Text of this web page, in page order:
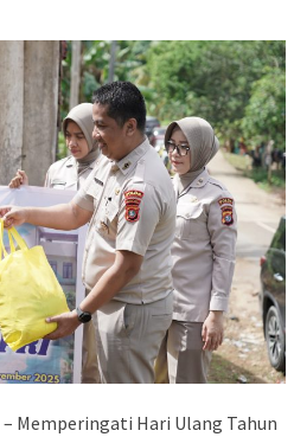
– Memperingati Hari Ulang Tahun